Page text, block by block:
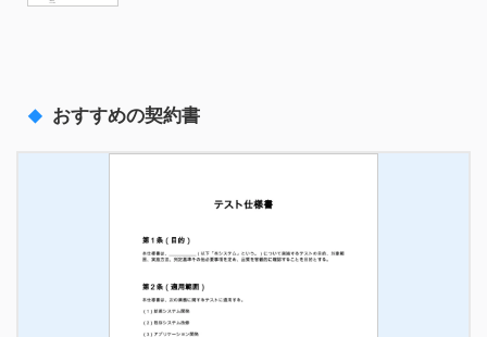
おすすめの契約書